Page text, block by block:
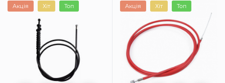
Акція Хіт Топ Акція Хіт Топ